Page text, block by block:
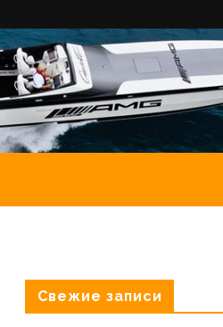
Свежие записи